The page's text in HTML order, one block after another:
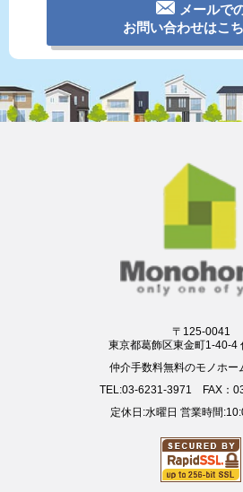
メールで
お問い合わせはこ
〒125-0041
東京都葛飾区東金町1-40-4
仲介手数料無料のモノホー
TEL:03-6231-3971 FAX：
定休日:水曜日 営業時間